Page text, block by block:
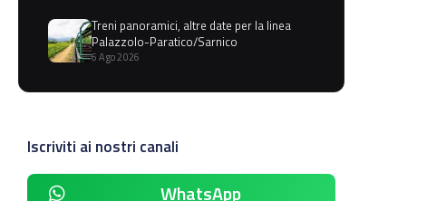
Treni panoramici, altre date per la linea
Palazzolo-Paratico/Sarnico
6 Ago 2026
Iscriviti ai nostri canali
WhatsApp